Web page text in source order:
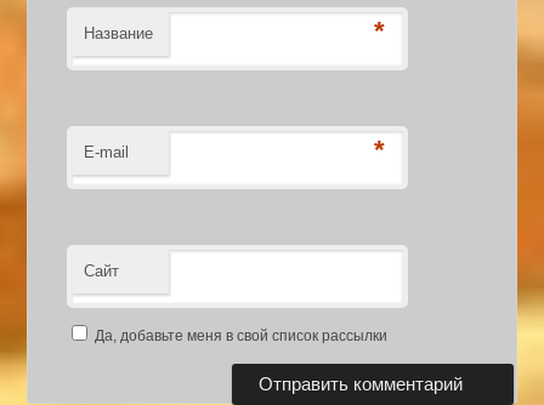
Название *
E-mail *
Сайт
Да, добавьте меня в свой список рассылки